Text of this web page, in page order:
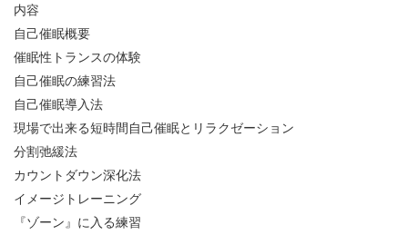
内容
自己催眠概要
催眠性トランスの体験
自己催眠の練習法
自己催眠導入法
現場で出来る短時間自己催眠とリラクゼーション
分割弛緩法
カウントダウン深化法
イメージトレーニング
『ゾーン』に入る練習